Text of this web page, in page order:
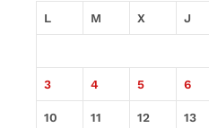
L M X J
3 4 5 6
10 11 12 13